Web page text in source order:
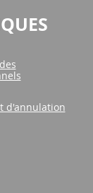
d'annulation